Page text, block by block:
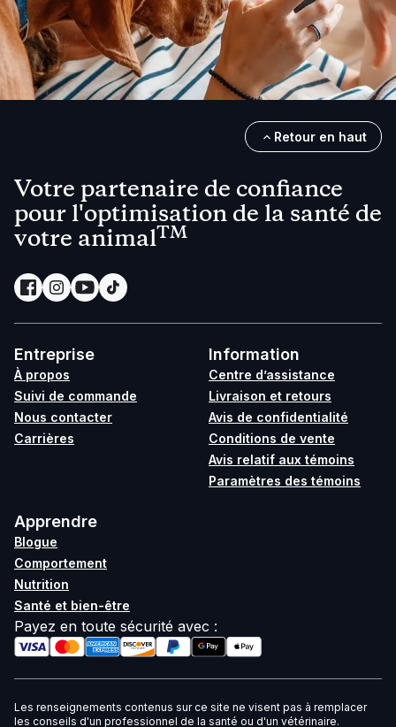
Retour en haut
Votre partenaire de confiance
pour l'optimisation de la santé de
votre animalTM
Entreprise
À propos
Suivi de commande
Nous contacter
Carrières
Information
Centre d’assistance
Livraison et retours
Avis de confidentialité
Conditions de vente
Avis relatif aux témoins
Paramètres des témoins
Apprendre
Blogue
Comportement
Nutrition
Santé et bien-être
Payez en toute sécurité avec :
Les renseignements contenus sur ce site ne visent pas à remplacer
les conseils d'un professionnel de la santé ou d'un vétérinaire.